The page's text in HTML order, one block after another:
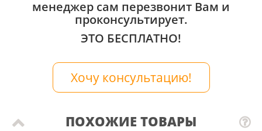
менеджер сам перезвонит Вам и
проконсультирует.
ЭТО БЕСПЛАТНО!
Хочу консультацию!
ПОХОЖИЕ ТОВАРЫ